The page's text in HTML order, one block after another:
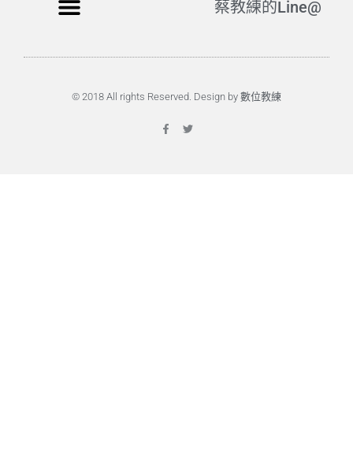
蔡教練的Line@
© 2018 All rights Reserved. Design by 數位教練